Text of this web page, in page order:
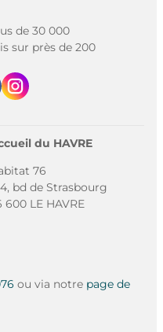
de 30 000
sur près de 200
du HAVRE
76
bd de Strasbourg
600 LE HAVRE
ou via notre page de